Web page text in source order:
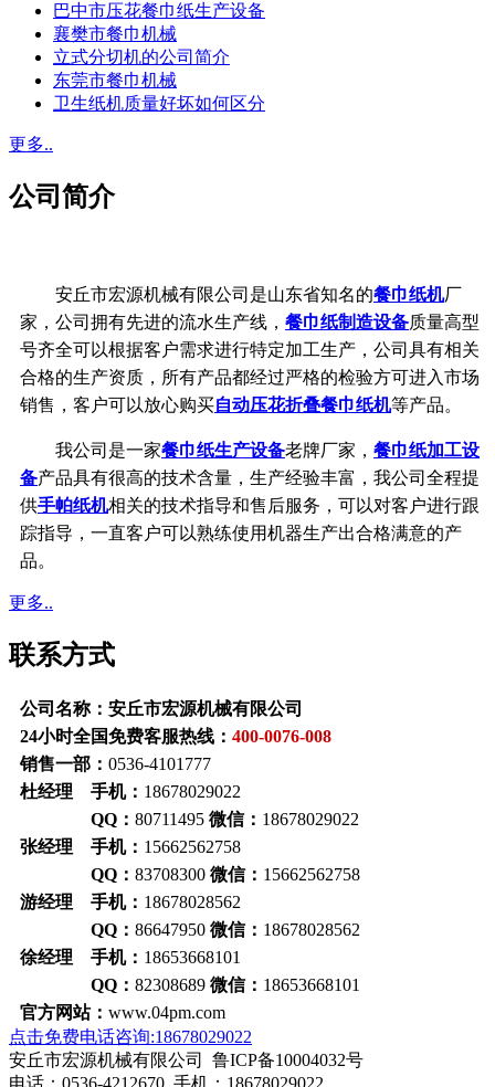
巴中市压花餐巾纸生产设备
襄樊市餐巾机械
立式分切机的公司简介
东莞市餐巾机械
卫生纸机质量好坏如何区分
更多..
公司简介
安丘市宏源机械有限公司是山东省知名的餐巾纸机厂
家，公司拥有先进的流水生产线， 餐巾纸制造设备质量高型
号齐全可以根据客户需求进行特定加工生产，公司具有相关
合格的生产资质，所有产品都经过严格的检验方可进入市场
销售，客户可以放心购买自动压花折叠餐巾纸机等产品。
我公司是一家餐巾纸生产设备老牌厂家， 餐巾纸加工设
备产品具有很高的技术含量，生产经验丰富，我公司全程提
供手帕纸机相关的技术指导和售后服务，可以对客户进行跟
踪指导，一直客户可以熟练使用机器生产出合格满意的产
品。
更多..
联系方式
公司名称：安丘市宏源机械有限公司
24小时全国免费客服热线： 400-0076-008
销售一部： 0536-4101777
杜经理 手机： 18678029022
QQ： 80711495 微信： 18678029022
张经理 手机： 15662562758
QQ： 83708300 微信： 15662562758
游经理 手机： 18678028562
QQ： 86647950 微信： 18678028562
徐经理 手机： 18653668101
QQ： 82308689 微信： 18653668101
官方网站： www.04pm.com
点击免费电话咨询:18678029022
安丘市宏源机械有限公司 鲁ICP备10004032号